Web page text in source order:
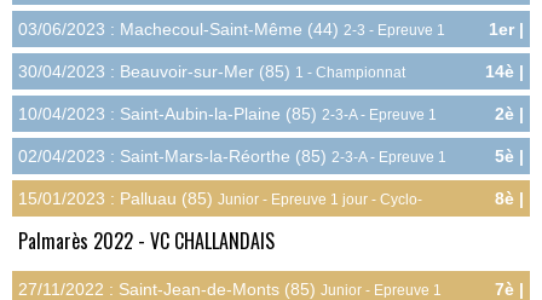
jour - Route
2.3pts
03/06/2023 : Machecoul-Saint-Même (44) 2-3 - Epreuve 1
jour - Route
1er |
12.0pts
30/04/2023 : Beauvoir-sur-Mer (85) 1 - Championnat
Départemental - Route
14è |
2.3pts
10/04/2023 : Saint-Aubin-la-Plaine (85) 2-3-A - Epreuve 1
jour - Route
2è |
10.8pts
02/04/2023 : Saint-Mars-la-Réorthe (85) 2-3-A - Epreuve 1
jour - Route
5è |
7.2pts
15/01/2023 : Palluau (85) Junior - Epreuve 1 jour - Cyclo-
8è |
4.0pts
Palmarès 2022 - VC CHALLANDAIS
27/11/2022 : Saint-Jean-de-Monts (85) Junior - Epreuve 1
7è |